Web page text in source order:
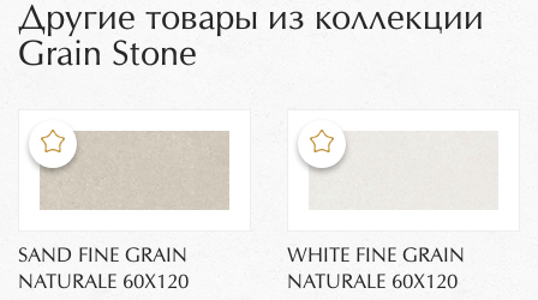
Другие товары из коллекции
Grain Stone
SAND FINE GRAIN
NATURALE 60X120
WHITE FINE GRAIN
NATURALE 60X120